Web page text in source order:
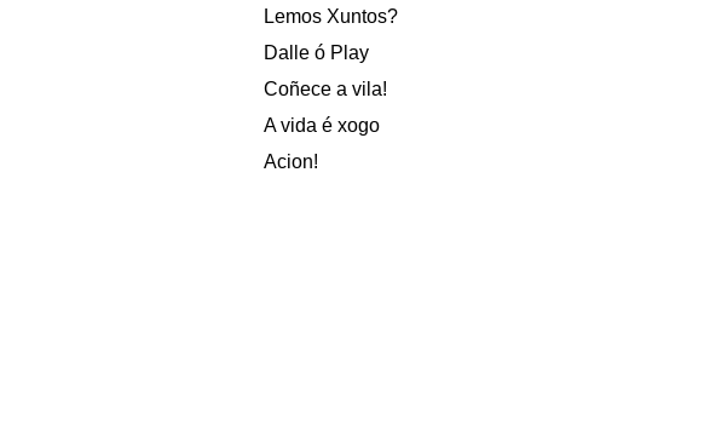
Lemos Xuntos?
Dalle ó Play
Coñece a vila!
A vida é xogo
Acion!